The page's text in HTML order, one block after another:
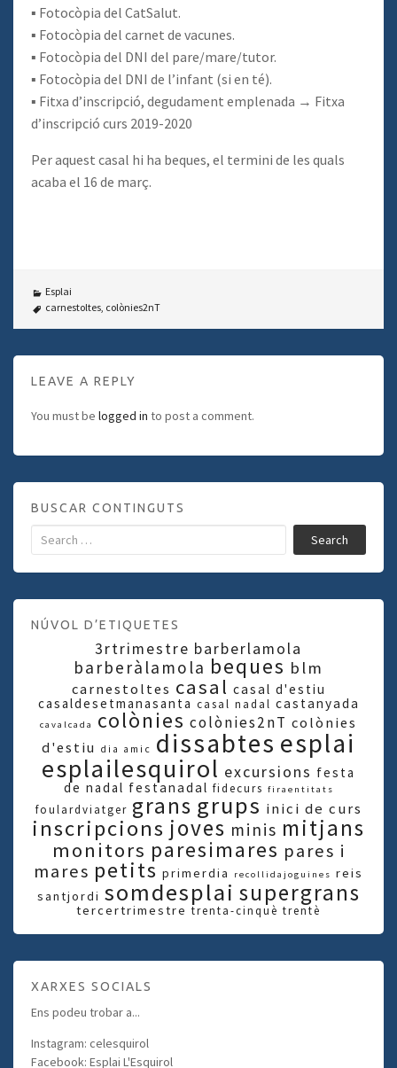
▪ Fotocòpia del CatSalut.
▪ Fotocòpia del carnet de vacunes.
▪ Fotocòpia del DNI del pare/mare/tutor.
▪ Fotocòpia del DNI de l’infant (si en té).
▪ Fitxa d’inscripció, degudament emplenada → Fitxa
d’inscripció curs 2019-2020
Per aquest casal hi ha beques, el termini de les quals
acaba el 16 de març.
Esplai
carnestoltes, colònies2nT
LEAVE A REPLY
You must be logged in to post a comment.
BUSCAR CONTINGUTS
Search
NÚVOL D’ETIQUETES
3rtrimestre barberlamola
barberàlamola beques blm
carnestoltes casal casal d'estiu
casaldesetmanasanta casal nadal castanyada
cavalcada colònies colònies2nT colònies
d'estiu
dia amic dissabtes esplai
esplailesquirol excursions festa
de nadal festanadal fidecurs firaentitats
foulardviatger grans grups inici de curs
inscripcions joves minis mitjans
monitors paresimares pares i
mares petits primerdia recollidajoguines reis
santjordi somdesplai supergrans
tercertrimestre trenta-cinquè trentè
XARXES SOCIALS
Ens podeu trobar a...
Instagram: celesquirol
Facebook: Esplai L'Esquirol